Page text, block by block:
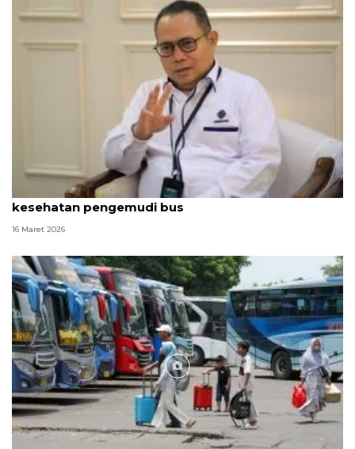
Kemnaker turunkan tim penguji K3 guna cek
kesehatan pengemudi bus
16 Maret 2026